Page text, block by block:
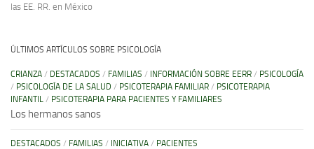
las EE. RR. en México
ÚLTIMOS ARTÍCULOS SOBRE PSICOLOGÍA
CRIANZA / DESTACADOS / FAMILIAS / INFORMACIÓN SOBRE EERR / PSICOLOGÍA
/ PSICOLOGÍA DE LA SALUD / PSICOTERAPIA FAMILIAR / PSICOTERAPIA
INFANTIL / PSICOTERAPIA PARA PACIENTES Y FAMILIARES
Los hermanos sanos
DESTACADOS / FAMILIAS / INICIATIVA / PACIENTES